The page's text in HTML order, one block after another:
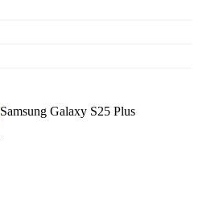
Samsung Galaxy S25 Plus